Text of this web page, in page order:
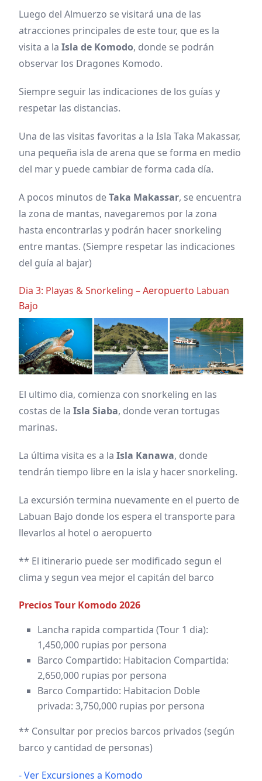
Luego del Almuerzo se visitará una de las
atracciones principales de este tour, que es la
visita a la Isla de Komodo, donde se podrán
observar los Dragones Komodo.
Siempre seguir las indicaciones de los guías y
respetar las distancias.
Una de las visitas favoritas a la Isla Taka Makassar,
una pequeña isla de arena que se forma en medio
del mar y puede cambiar de forma cada día.
A pocos minutos deTaka Makassar, se encuentra
la zona de mantas, navegaremos por la zona
hasta encontrarlas y podrán hacer snorkeling
entre mantas. (Siempre respetar las indicaciones
del guía al bajar)
Dia 3: Playas & Snorkeling – Aeropuerto Labuan
Bajo
El ultimo dia, comienza con snorkeling en las
costas de la Isla Siaba, donde veran tortugas
marinas.
La última visita es a la Isla Kanawa, donde
tendrán tiempo libre en la isla y hacer snorkeling.
La excursión termina nuevamente en el puerto de
Labuan Bajo donde los espera el transporte para
llevarlos al hotel o aeropuerto
** El itinerario puede ser modificado segun el
clima y segun vea mejor el capitán del barco
Precios Tour Komodo 2026
Lancha rapida compartida (Tour 1 dia):
1,450,000 rupias por persona
Barco Compartido: Habitacion Compartida:
2,650,000 rupias por persona
Barco Compartido: Habitacion Doble
privada: 3,750,000 rupias por persona
** Consultar por precios barcos privados (según
barco y cantidad de personas)
- Ver Excursiones a Komodo